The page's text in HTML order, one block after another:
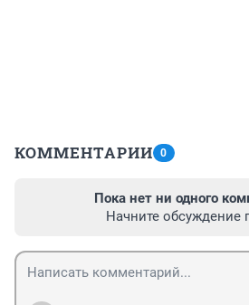
КОММЕНТАРИИ 0
Пока нет ни одного
Начните обсуждение